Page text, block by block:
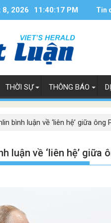
8, 2026 11:40:18 PM Tin
THỜI SỰ THÔNG BÁO
bình luận về ‘liên hệ’ giữa ông
luận về ‘liên hệ’ giữa